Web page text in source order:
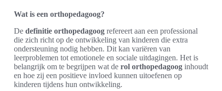
Wat is een orthopedagoog?
De definitie orthopedagoog refereert aan een professional
die zich richt op de ontwikkeling van kinderen die extra
ondersteuning nodig hebben. Dit kan variëren van
leerproblemen tot emotionele en sociale uitdagingen. Het is
belangrijk om te begrijpen wat de rol orthopedagoog inhoudt
en hoe zij een positieve invloed kunnen uitoefenen op
kinderen tijdens hun ontwikkeling.